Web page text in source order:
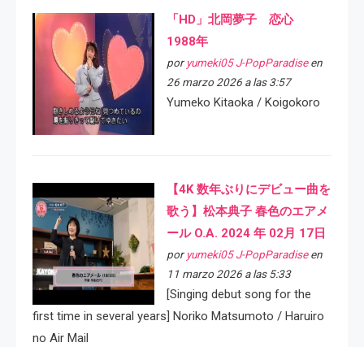
「HD」北岡夢子 恋心
1988年
por yumeki05 J-PopParadiseen
26 marzo 2026 a las 3:57
Yumeko Kitaoka / Koigokoro
【4K 数年ぶりにデビュー曲を
歌う】松本典子 春色のエアメ
ール O.A. 2024 年 02月 17日
por yumeki05 J-PopParadiseen
11 marzo 2026 a las 5:33
[Singing debut song for the
first time in several years] Noriko Matsumoto / Haruiro
no Air Mail